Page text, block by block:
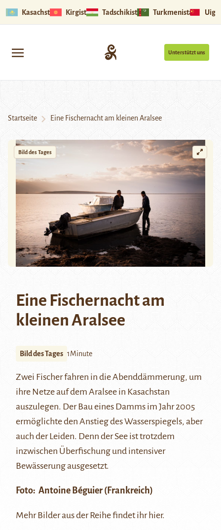
Kasachstan Kirgistan Tadschikistan Turkmenistan
Unterstützt uns
Startseite Eine Fischernacht am kleinen Aralsee
Bild des Tages
Eine Fischernacht am
kleinen Aralsee
Bild des Tages 1Minute
Zwei Fischer fahren in die Abenddämmerung, um
ihre Netze auf dem Aralsee in Kasachstan
auszulegen. Der Bau eines Damms im Jahr 2005
ermöglichte den Anstieg des Wasserspiegels, aber
auch der Leiden. Denn der See ist trotzdem
inzwischen Überfischung und intensiver
Bewässerung ausgesetzt.
Foto: Antoine Béguier (Frankreich)
Mehr Bilder aus der Reihe findet ihrhier.